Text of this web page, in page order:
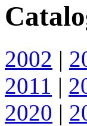
2002 |
2011 |
2020 |